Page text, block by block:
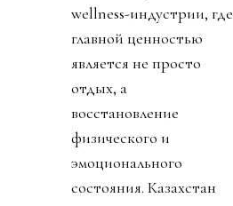
wellness-индустрии, где
главной ценностью
является не просто
отдых, а
восстановление
физического и
эмоционального
состояния. Казахстан